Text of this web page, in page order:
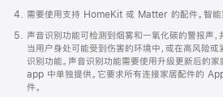
需要使用支持 HomeKit 或 Matter 的配件。智能
声音识别功能可检测到烟雾和一氧化碳的警报声，
当用户身处可能受到伤害的环境中，或在高风险或
识别功能。声音识别功能需要使用升级更新后的
app 中单独提供。它要求所有连接家居配件的
件。